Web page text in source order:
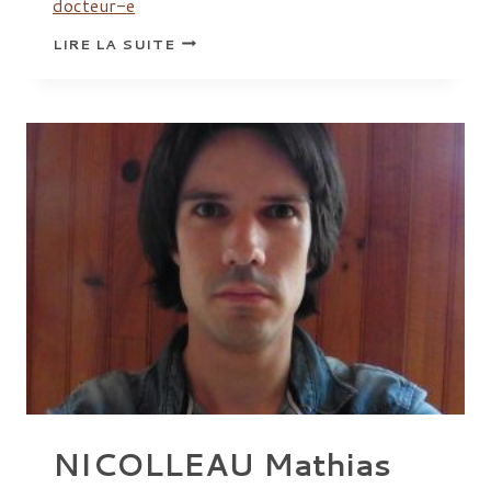
LIRE LA SUITEPANISSIÉ
ANNE-
NICOLLEAU Mathias